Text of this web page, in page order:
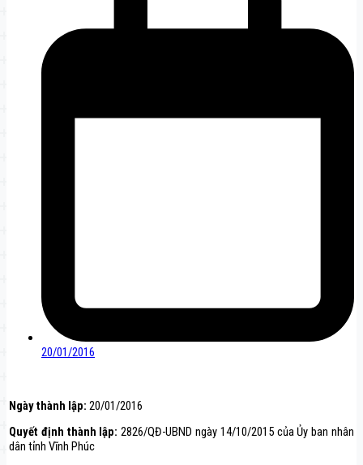
20/01/2016
Ngày thành lập: 20/01/2016
Quyết định thành lập:2826/QĐ-UBND ngày 14/10/2015 của Ủy ban nhân
dân tỉnh Vĩnh Phúc